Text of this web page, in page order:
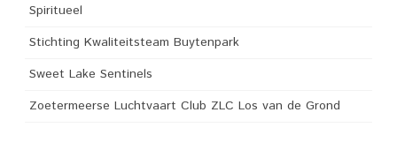
Spiritueel
Stichting Kwaliteitsteam Buytenpark
Sweet Lake Sentinels
Zoetermeerse Luchtvaart Club ZLC Los van de Grond